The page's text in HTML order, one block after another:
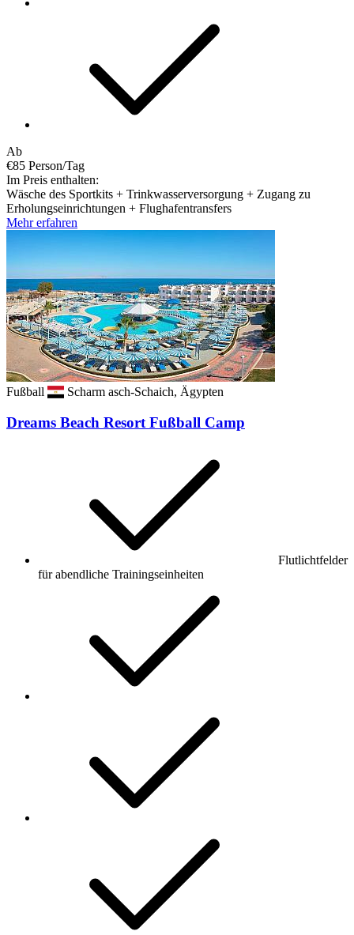
Ab
€85 Person/Tag
Im Preis enthalten:
Wäsche des Sportkits + Trinkwasserversorgung + Zugang zu
Erholungseinrichtungen + Flughafentransfers
Mehr erfahren
Fußball Scharm asch-Schaich, Ägypten
Dreams Beach Resort Fußball Camp
Flutlichtfelder
für abendliche Trainingseinheiten